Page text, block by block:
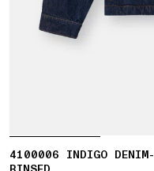
4100006 INDIGO DENIM-